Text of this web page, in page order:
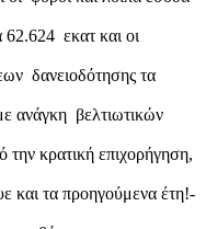
62.624 εκατ και οι
δανειοδότησης τα
ανάγκη βελτιωτικών
την κρατική επιχορήγηση,
και τα προηγούμενα έτη!-